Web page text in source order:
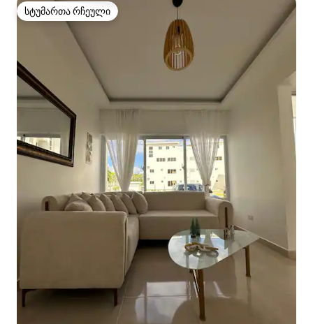
სტუმართა რჩეული
სტუმართა რჩეული